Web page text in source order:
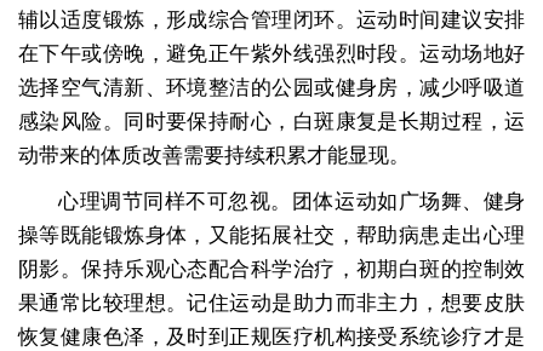
辅以适度锻炼，形成综合管理闭环。运动时间建议安排
在下午或傍晚，避免正午紫外线强烈时段。运动场地好
选择空气清新、环境整洁的公园或健身房，减少呼吸道
感染风险。同时要保持耐心，白斑康复是长期过程，运
动带来的体质改善需要持续积累才能显现。
心理调节同样不可忽视。团体运动如广场舞、健身
操等既能锻炼身体，又能拓展社交，帮助病患走出心理
阴影。保持乐观心态配合科学治疗，初期白斑的控制效
果通常比较理想。记住运动是助力而非主力，想要皮肤
恢复健康色泽，及时到正规医疗机构接受系统诊疗才是